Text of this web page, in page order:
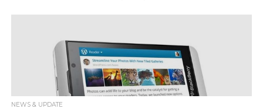
NEWS & UPDATE